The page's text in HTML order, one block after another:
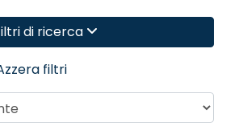
di ricerca
filtri